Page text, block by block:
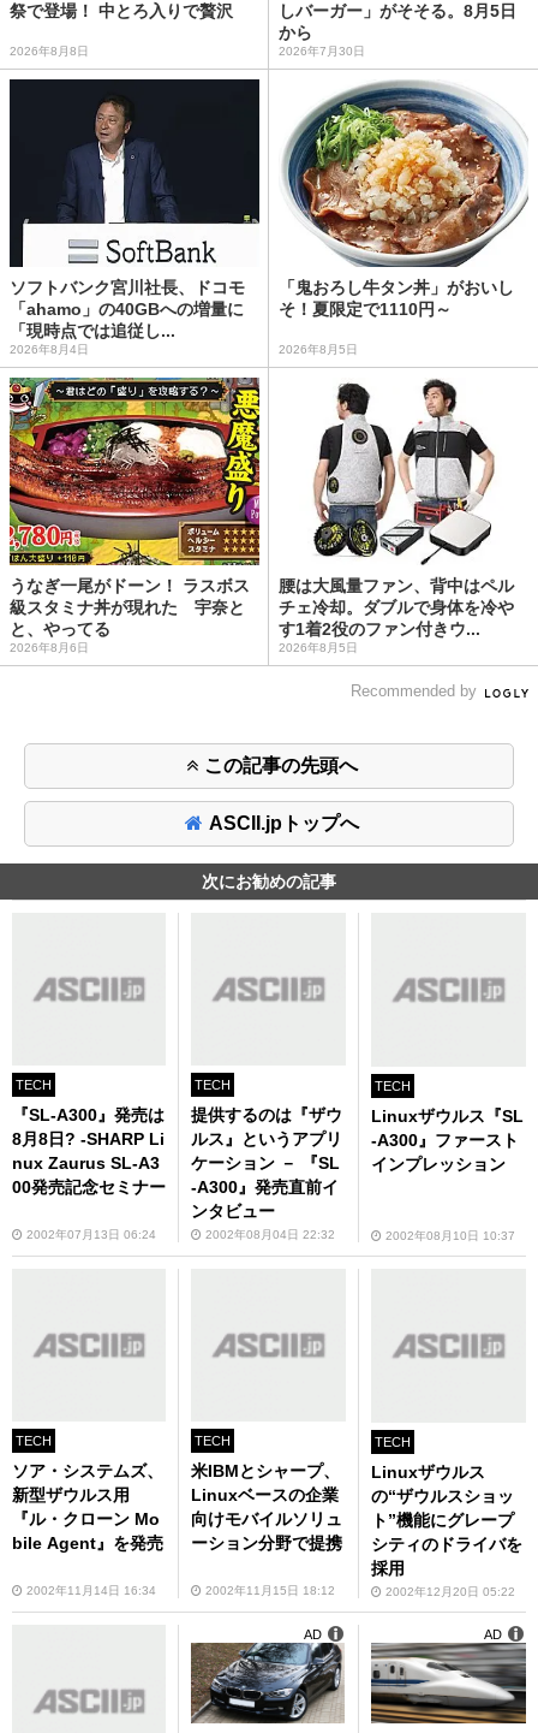
祭で登場！ 中とろ入りで贅沢
2026年8月8日
しバーガー」がそそる。8月5日
から
2026年7月30日
ソフトバンク宮川社長、ドコモ
「ahamo」の40GBへの増量に
「現時点では追従し...
2026年8月4日
「鬼おろし牛タン丼」がおいし
そ！夏限定で1110円～
2026年8月5日
うなぎ一尾がドーン！ ラスボス
級スタミナ丼が現れた 宇奈と
と、やってる
2026年8月6日
腰は大風量ファン、背中はペル
チェ冷却。ダブルで身体を冷や
す1着2役のファン付きウ...
2026年8月5日
Recommended by
この記事の先頭へ
ASCII.jpトップへ
次にお勧めの記事
TECH
『SL-A300』発売は
8月8日? -SHARP Li
nux Zaurus SL-A3
00発売記念セミナー
2002年07月13日 06:24
TECH
提供するのは『ザウ
ルス』というアプリ
ケーション － 『SL
-A300』発売直前イ
ンタビュー
2002年08月04日 22:32
TECH
Linuxザウルス『SL
-A300』ファースト
インプレッション
2002年08月10日 10:37
TECH
ソア・システムズ、
新型ザウルス用
『ル・クローン Mo
bile Agent』を発売
2002年11月14日 16:34
TECH
米IBMとシャープ、
Linuxベースの企業
向けモバイルソリュ
ーション分野で提携
2002年11月15日 18:12
TECH
Linuxザウルス
の“ザウルスショッ
ト”機能にグレープ
シティのドライバを
採用
2002年12月20日 05:22
AD AD